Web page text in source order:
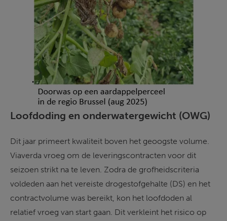
Loofdoding en onderwatergewicht (OWG)
Dit jaar primeert kwaliteit boven het geoogste volume.
Viaverda vroeg om de leveringscontracten voor dit
seizoen strikt na te leven. Zodra de grofheidscriteria
voldeden aan het vereiste drogestofgehalte (DS) en het
contractvolume was bereikt, kon het loofdoden al
relatief vroeg van start gaan. Dit verkleint het risico op